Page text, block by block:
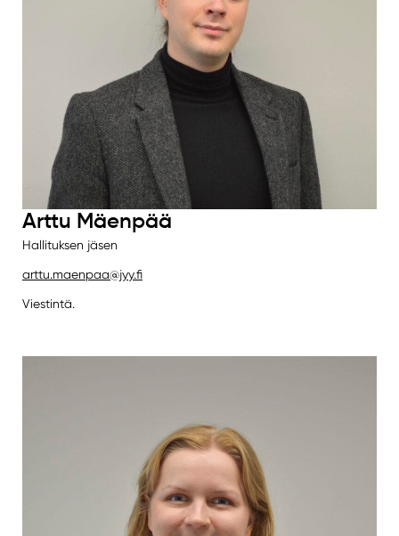
Arttu Mäenpää
Hallituksen jäsen
arttu.maenpaa@jyy.fi
Viestintä.